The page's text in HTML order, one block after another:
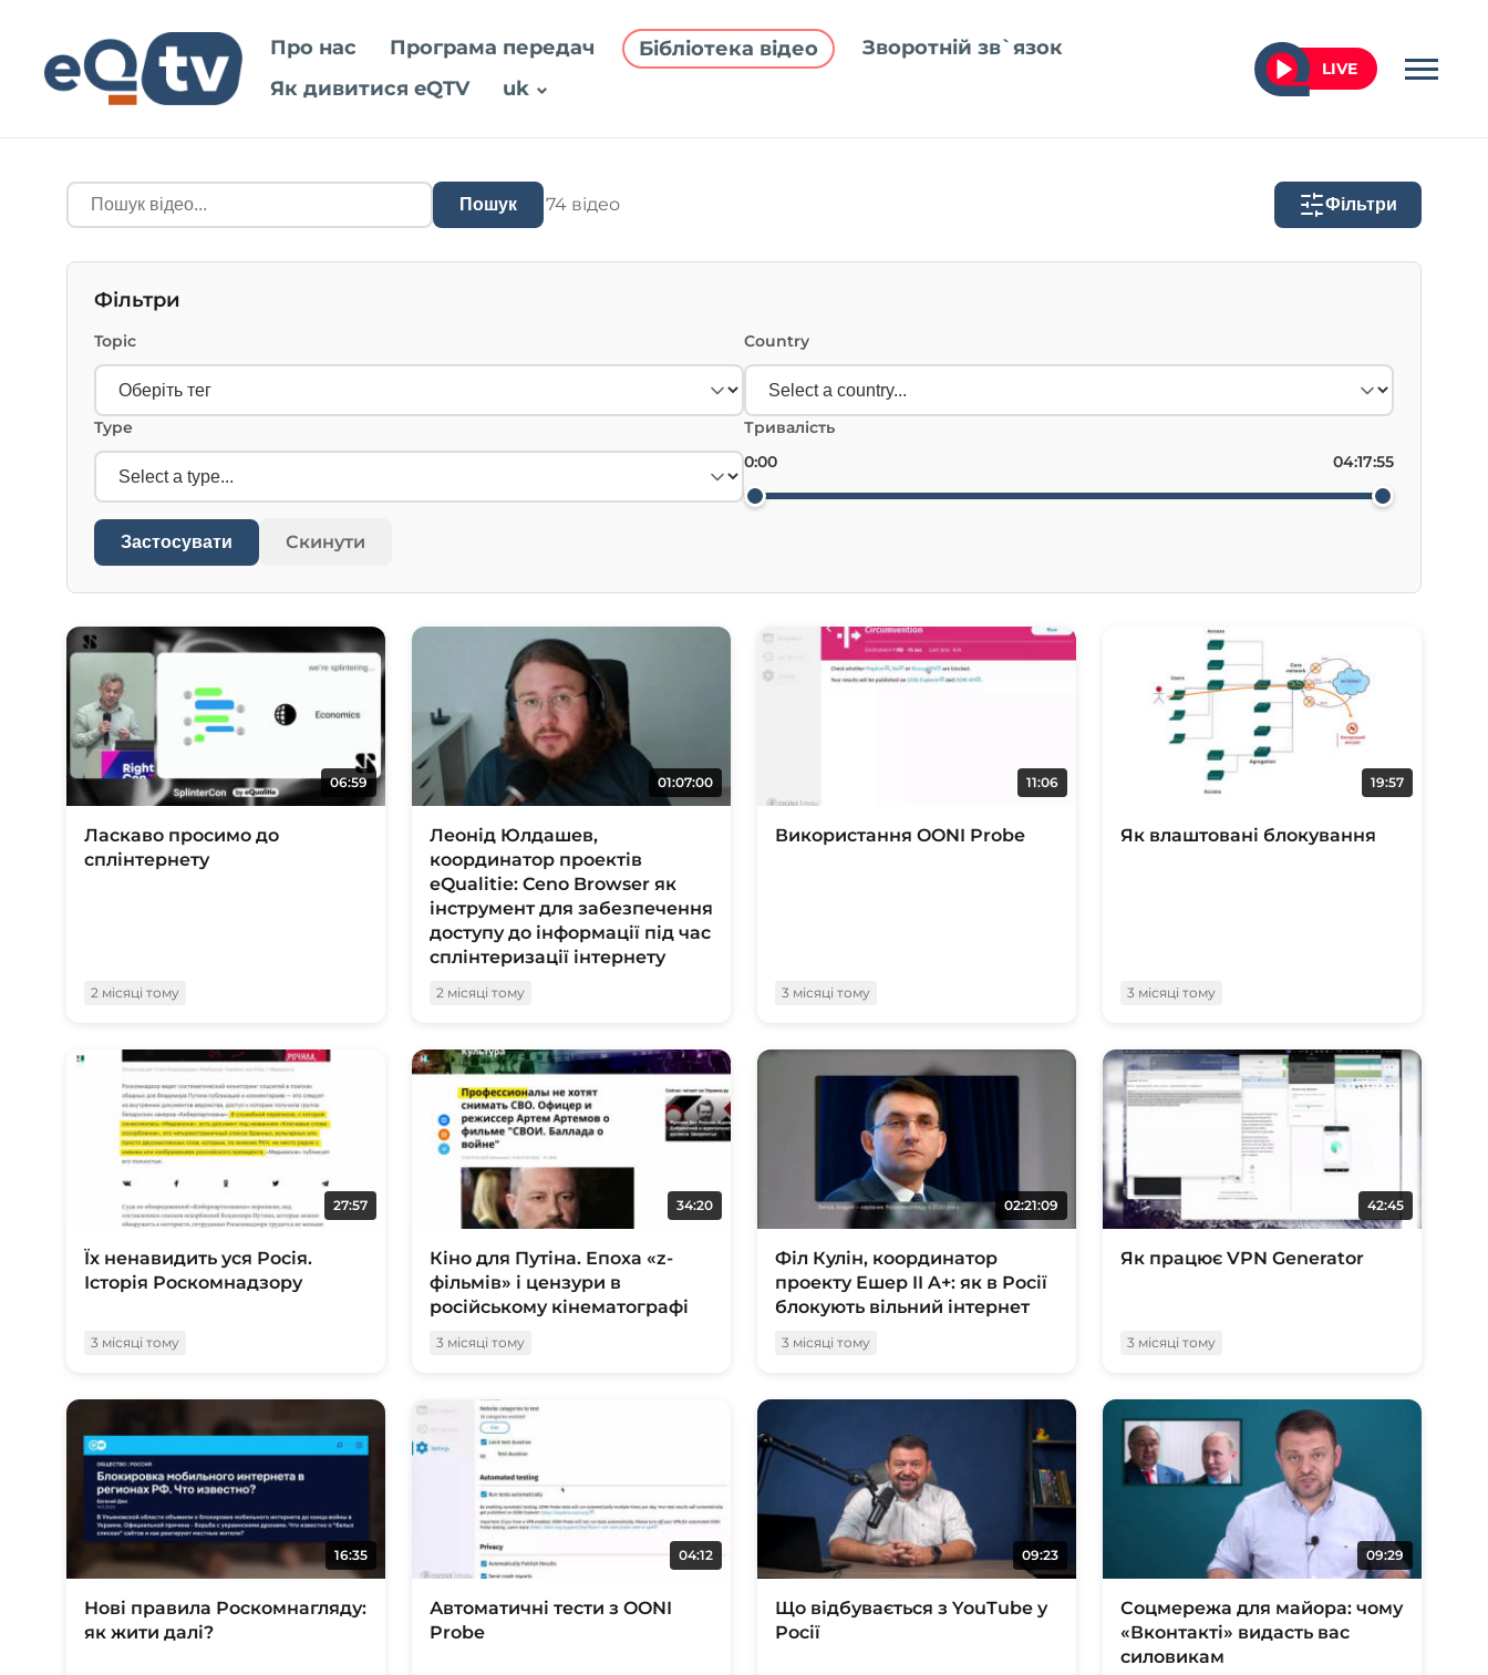
Про нас Програма передач Бібліотека відео
Зворотній зв`язок
Як дивитися eQTV
uk
LIVE
Пошук 74 відео Фільтри
Фільтри
Topic Country
Type
Тривалість
0:00
04:17:55
Застосувати Скинути
06:59
Ласкаво просимо до
сплінтернету
2 місяці тому
01:07:00
Леонід Юлдашев,
координатор проектів
eQualitie: Ceno Browser як
інструмент для забезпечення
доступу до інформації під час
сплінтеризації інтернету
2 місяці тому
11:06
Використання OONI Probe
3 місяці тому
19:57
Як влаштовані блокування
3 місяці тому
27:57
Їх ненавидить уся Росія.
Історія Роскомнадзору
3 місяці тому
34:20
Кіно для Путіна. Епоха «z-
фільмів» і цензури в
російському кінематографі
3 місяці тому
02:21:09
Філ Кулін, координатор
проекту Ешер II A+: як в Росії
блокують вільний інтернет
3 місяці тому
42:45
Як працює VPN Generator
3 місяці тому
16:35
Нові правила Роскомнагляду:
як жити далі?
04:12
Автоматичні тести з OONI
Probe
09:23
Що відбувається з YouTube у
Росії
09:29
Соцмережа для майора: чому
«Вконтакті» видасть вас
силовикам